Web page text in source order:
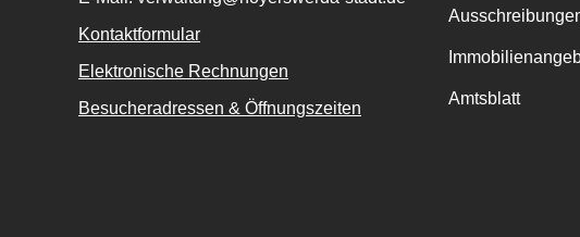
Kontaktformular
Elektronische Rechnungen
Besucheradressen & Öffnungszeiten
Amtsblatt